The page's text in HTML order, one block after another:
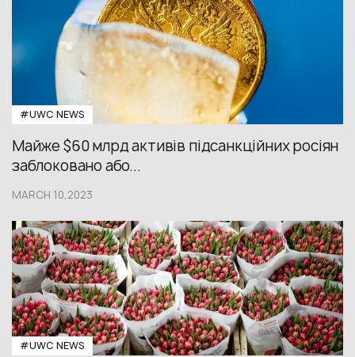
#UWС NEWS
Майже $60 млрд активів підсанкційних росіян
заблоковано або...
MARCH 10,2023
#UWС NEWS